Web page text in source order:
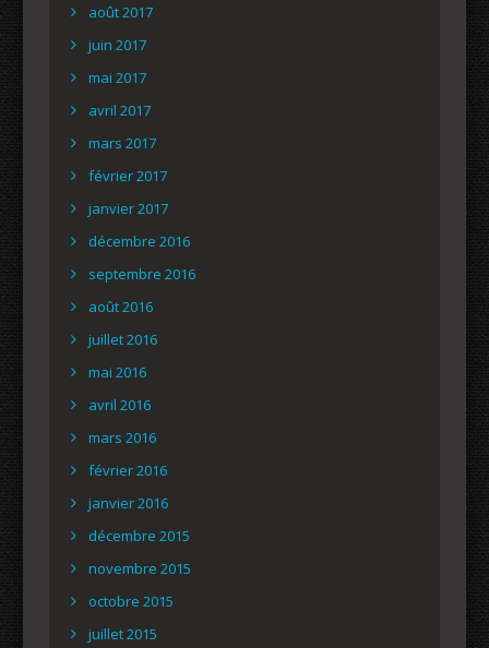
août 2017
juin 2017
mai 2017
avril 2017
mars 2017
février 2017
janvier 2017
décembre 2016
septembre 2016
août 2016
juillet 2016
mai 2016
avril 2016
mars 2016
février 2016
janvier 2016
décembre 2015
novembre 2015
octobre 2015
juillet 2015